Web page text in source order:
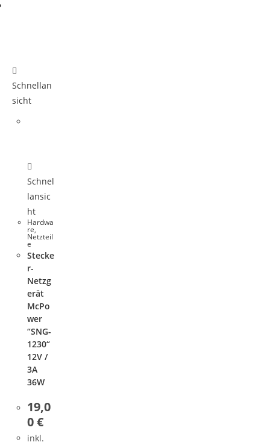
Schnellan
sicht
Schnel
lansic
ht
Hardwa
re,
Netzteil
e
Stecke
r-
Netzg
erät
McPo
wer
“SNG-
1230“
12V /
3A
36W
19,0
0€
inkl.